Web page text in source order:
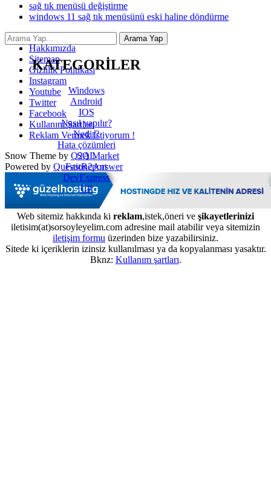
sağ tık menüsü değiştirme
windows 11 sağ tık menüsünü eski haline döndürme
KATEGORİLER
Windows
Android
IOS
Nasıl yapılır?
Nedir?
Hata çözümleri
SQL
FastReport
DevExpress
C#
İletişim
Hakkımızda
Sitemap
Gizlilik Politikası
Instagram
Youtube
Twitter
Facebook
Kullanım Şartları
Reklam Vermek İstiyorum !
Snow Theme by Q2A Market
Powered by Question2Answer
Web sitemiz hakkında ki reklam,istek,öneri ve şikayetlerinizi
iletisim(at)sorsoyleyelim.com adresine mail atabilir veya sitemizin
iletişim formu üzerinden bize yazabilirsiniz.
Sitede ki içeriklerin izinsiz kullanılması ya da kopyalanması yasaktır.
Bknz: Kullanım şartları.